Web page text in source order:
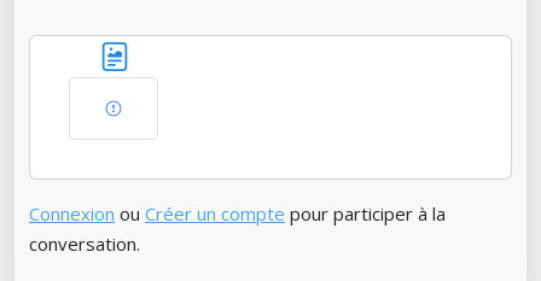
Connexion ou Créer un compte pour participer à la
conversation.